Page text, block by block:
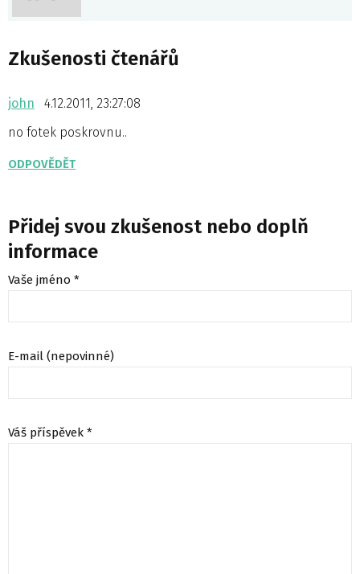
Zkušenosti čtenářů
john
4.12.2011, 23:27:08
no fotek poskrovnu..
ODPOVĚDĚT
Přidej svou zkušenost nebo doplň
informace
Vaše jméno *
E-mail (nepovinné)
Váš příspěvek *